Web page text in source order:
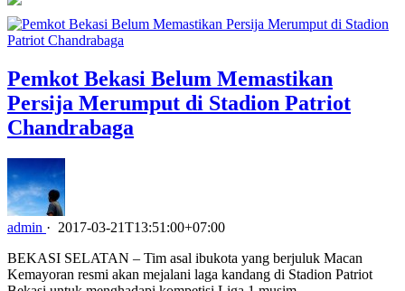
Pemkot Bekasi Belum Memastikan
Persija Merumput di Stadion Patriot
Chandrabaga
admin · 2017-03-21T13:51:00+07:00
BEKASI SELATAN – Tim asal ibukota yang berjuluk Macan
Kemayoran resmi akan mejalani laga kandang di Stadion Patriot